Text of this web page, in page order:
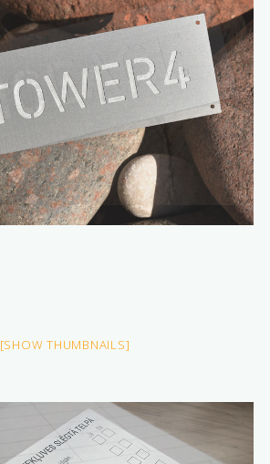
[SHOW THUMBNAILS]